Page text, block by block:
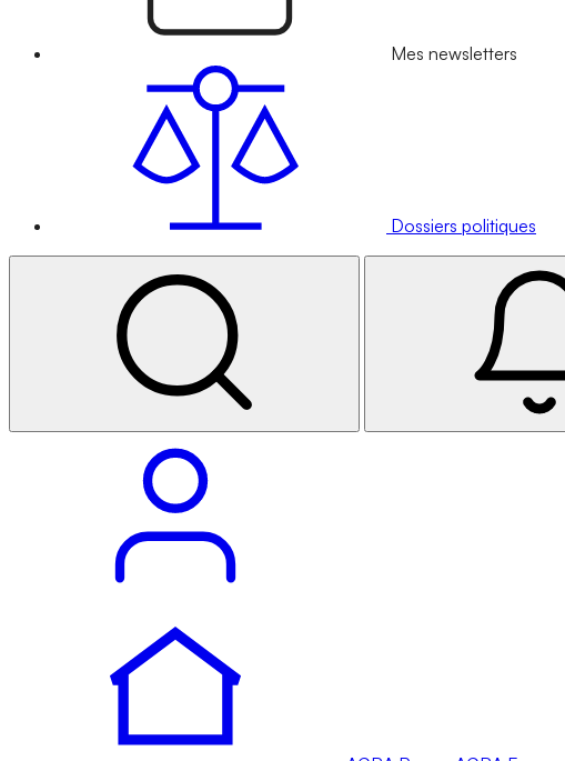
Mes newsletters
Dossiers politiques